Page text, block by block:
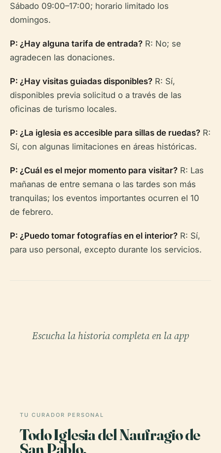
Sábado 09:00–17:00; horario limitado los
domingos.
P: ¿Hay alguna tarifa de entrada? R: No; se
agradecen las donaciones.
P: ¿Hay visitas guiadas disponibles? R: Sí,
disponibles previa solicitud o a través de las
oficinas de turismo locales.
P: ¿La iglesia es accesible para sillas de ruedas? R:
Sí, con algunas limitaciones en áreas históricas.
P: ¿Cuál es el mejor momento para visitar? R: Las
mañanas de entre semana o las tardes son más
tranquilas; los eventos importantes ocurren el 10
de febrero.
P: ¿Puedo tomar fotografías en el interior? R: Sí,
para uso personal, excepto durante los servicios.
Escucha la historia completa en la app
TU CURADOR PERSONAL
Todo Iglesia del Naufragio de
San Pablo,